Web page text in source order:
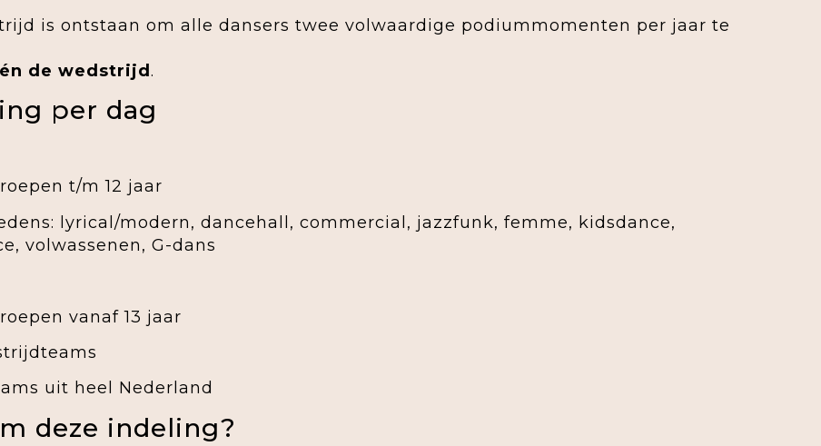
is ontstaan om alle dansers twee volwaardige podiummomenten per jaar te
de wedstrijd.
per dag
t/m 12 jaar
lyrical/modern, dancehall, commercial, jazzfunk, femme, kidsdance,
volwassenen, G-dans
vanaf 13 jaar
uit heel Nederland
deze indeling?